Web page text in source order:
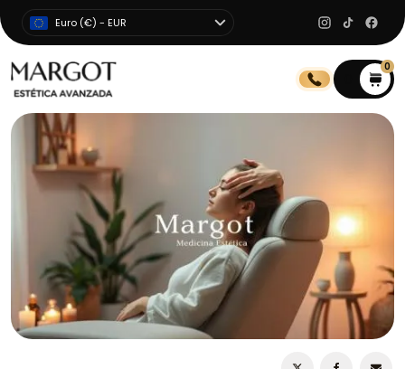
Euro (€) - EUR
0